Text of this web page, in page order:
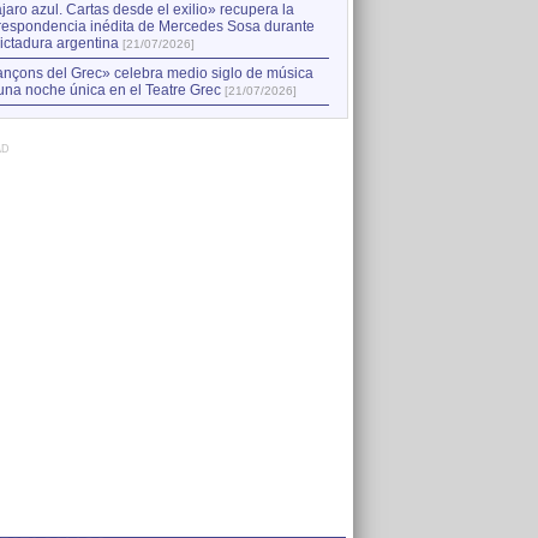
azul. Cartas desde el exilio» recupera la
inédita de Mercedes Sosa durante
argentina [21/07/2026]
del Grec» celebra medio siglo de música
noche única en el Teatre Grec [21/07/2026]